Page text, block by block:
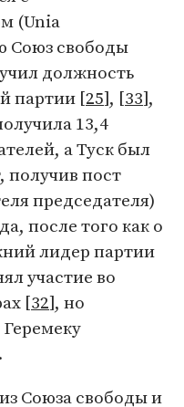
(Unia
Союз свободы
должность
партии [25], [33],
13,4
а Туск был
получив пост
председателя)
после того как о
лидер партии
участие во
[32], но
Союза свободы и